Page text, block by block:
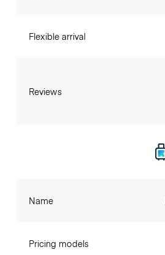
Flexible arrival
Reviews
Name
Pricing models